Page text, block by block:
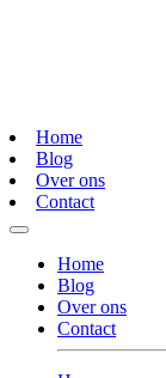
Home
Blog
Over ons
Contact
Home
Blog
Over ons
Contact